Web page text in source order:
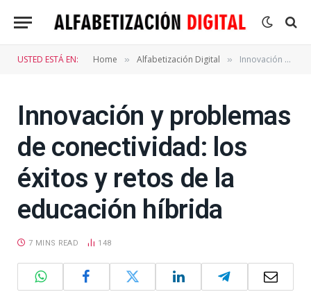
USTED ESTÁ EN: Home » Alfabetización Digital » Innovación y problemas de conectividad: los éxitos y retos de la educación híbrida
Innovación y problemas
de conectividad: los
éxitos y retos de la
educación híbrida
7 MINS READ 148